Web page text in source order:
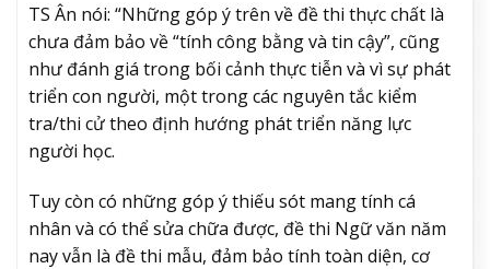
TS Ân nói: “Những góp ý trên về đề thi thực chất là
chưa đảm bảo về “tính công bằng và tin cậy”, cũng
như đánh giá trong bối cảnh thực tiễn và vì sự phát
triển con người, một trong các nguyên tắc kiểm
tra/thi cử theo định hướng phát triển năng lực
người học.
Tuy còn có những góp ý thiếu sót mang tính cá
nhân và có thể sửa chữa được, đề thi Ngữ văn năm
nay vẫn là đề thi mẫu, đảm bảo tính toàn diện, cơ